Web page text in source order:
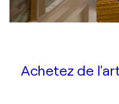
Achetez de